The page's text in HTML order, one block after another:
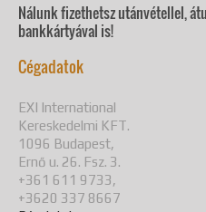
Nálunk fizethetsz utánvétellel,
bankkártyával is!
Cégadatok
EXI International
Kereskedelmi KFT.
1096 Budapest,
Ernő u. 26. Fsz. 3.
+361 611 9733,
+3620 337 8667